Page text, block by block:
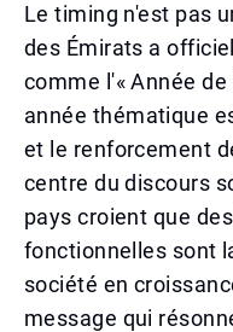
Le timing n'est pas
des Émirats a
comme l'« Année
année thématique
et le renforcement
centre du discours
pays croient que
fonctionnelles sont
société en
message qui